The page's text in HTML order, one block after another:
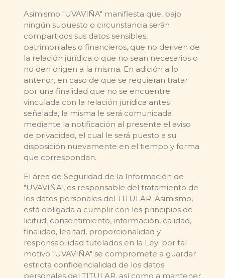
Asimismo "UVAVIÑA" manifiesta que, bajo
ningún supuesto o circunstancia serán
compartidos sus datos sensibles,
patrimoniales o financieros, que no deriven de
la relación jurídica o que no sean necesarios o
no den origen a la misma. En adición a lo
anterior, en caso de que se requieran tratar
por una finalidad que no se encuentre
vinculada con la relación jurídica antes
señalada, la misma le será comunicada
mediante la notificación al presente el aviso
de privacidad, el cual le será puesto a su
disposición nuevamente en el tiempo y forma
que correspondan.
El área de Seguridad de la Información de
"UVAVIÑA", es responsable del tratamiento de
los datos personales del TITULAR. Asimismo,
está obligada a cumplir con los principios de
licitud, consentimiento, información, calidad,
finalidad, lealtad, proporcionalidad y
responsabilidad tutelados en la Ley; por tal
motivo "UVAVIÑA" se compromete a guardar
estricta confidencialidad de los datos
personales del TITULAR, así como a mantener